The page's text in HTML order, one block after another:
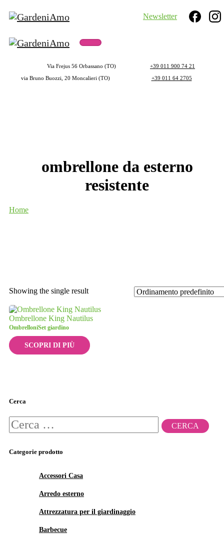
Newsletter
Via Frejus 56 Orbassano (TO)
+39 011 900 74 21
via Bruno Buozzi, 20 Moncalieri (TO)
+39 011 64 2705
ombrellone da esterno
resistente
Home
Showing the single result
Ombrellone King Nautilus
OmbrelloniSet giardino
SCOPRI DI PIÙ
Cerca
Ricerca
per:
Categorie prodotto
Accessori Casa
Arredo esterno
Attrezzatura per il giardinaggio
Barbecue